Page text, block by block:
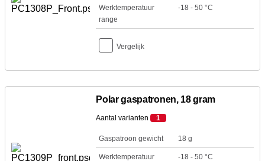
Werktemperatuur
range
-18 - 50 °C
Vergelijk
Polar gaspatronen, 18 gram
Aantal varianten 1
Gaspatroon gewicht 18 g
Werktemperatuur
-18 - 50 °C